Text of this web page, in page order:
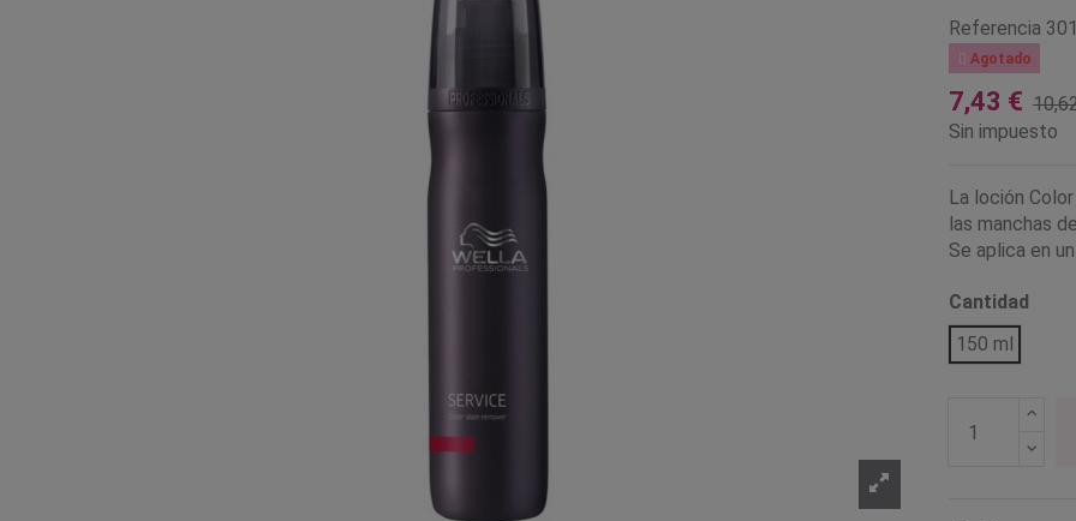
Referencia
Agotado
7,43 €
Sin impuesto
La loción
las manchas
Se aplica en
Cantidad
150 ml